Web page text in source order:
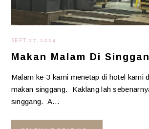
SEPT 27, 2024
Makan Malam Di
Malam ke-3 kami menetap di hotel kami
makan singgang. Kaklang lah
singgang. A…